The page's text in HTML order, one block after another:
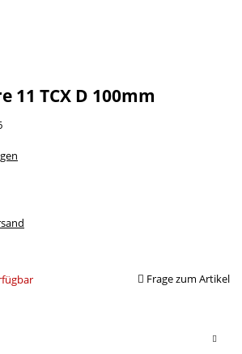
11 TCX D 100mm
Frage zum Artikel